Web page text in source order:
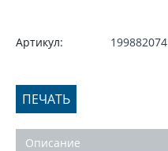
Артикул: 199882074
ПЕЧАТЬ
Описание